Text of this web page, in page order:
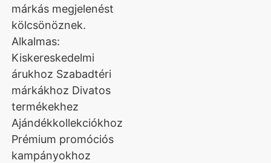
márkás megjelenést
kölcsönöznek.
Alkalmas:
Kiskereskedelmi
árukhoz Szabadtéri
márkákhoz Divatos
termékekhez
Ajándékkollekciókhoz
Prémium promóciós
kampányokhoz